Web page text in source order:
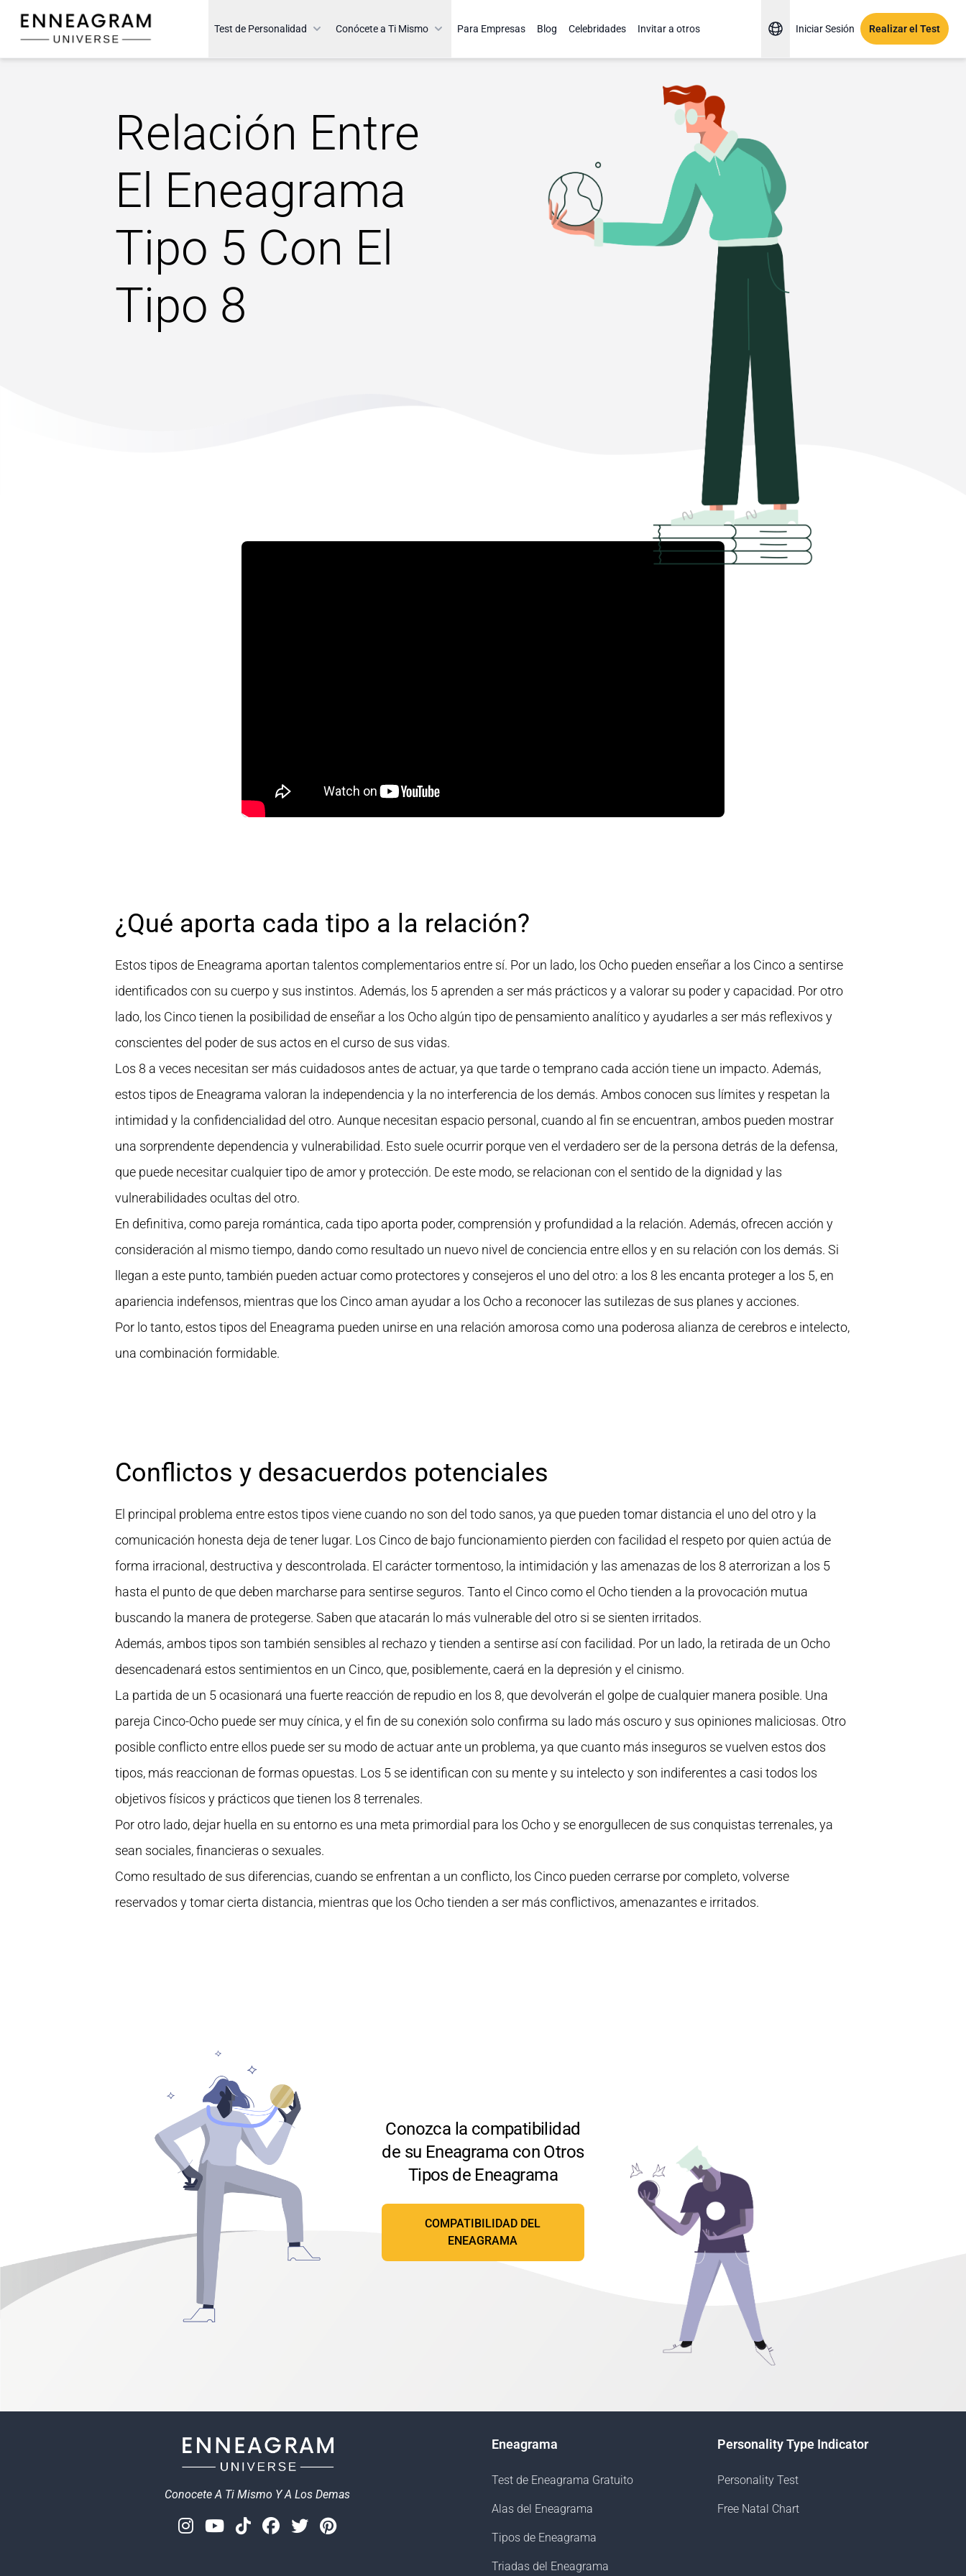
Enneagram Universe
Test de Personalidad Conócete a Ti Mismo Para Empresas Blog Celebridades Invitar a otros Iniciar Sesión Realizar el Test
Relación Entre
El Eneagrama
Tipo 5 Con El
Tipo 8
¿Qué aporta cada tipo a la relación?
Estos tipos de Eneagrama aportan talentos complementarios entre sí. Por un lado, los Ocho pueden enseñar a los Cinco a sentirse
identificados con su cuerpo y sus instintos. Además, los 5 aprenden a ser más prácticos y a valorar su poder y capacidad. Por otro
lado, los Cinco tienen la posibilidad de enseñar a los Ocho algún tipo de pensamiento analítico y ayudarles a ser más reflexivos y
conscientes del poder de sus actos en el curso de sus vidas.
Los 8 a veces necesitan ser más cuidadosos antes de actuar, ya que tarde o temprano cada acción tiene un impacto. Además,
estos tipos de Eneagrama valoran la independencia y la no interferencia de los demás. Ambos conocen sus límites y respetan la
intimidad y la confidencialidad del otro. Aunque necesitan espacio personal, cuando al fin se encuentran, ambos pueden mostrar
una sorprendente dependencia y vulnerabilidad. Esto suele ocurrir porque ven el verdadero ser de la persona detrás de la defensa,
que puede necesitar cualquier tipo de amor y protección. De este modo, se relacionan con el sentido de la dignidad y las
vulnerabilidades ocultas del otro.
En definitiva, como pareja romántica, cada tipo aporta poder, comprensión y profundidad a la relación. Además, ofrecen acción y
consideración al mismo tiempo, dando como resultado un nuevo nivel de conciencia entre ellos y en su relación con los demás. Si
llegan a este punto, también pueden actuar como protectores y consejeros el uno del otro: a los 8 les encanta proteger a los 5, en
apariencia indefensos, mientras que los Cinco aman ayudar a los Ocho a reconocer las sutilezas de sus planes y acciones.
Por lo tanto, estos tipos del Eneagrama pueden unirse en una relación amorosa como una poderosa alianza de cerebros e intelecto,
una combinación formidable.
Conflictos y desacuerdos potenciales
El principal problema entre estos tipos viene cuando no son del todo sanos, ya que pueden tomar distancia el uno del otro y la
comunicación honesta deja de tener lugar. Los Cinco de bajo funcionamiento pierden con facilidad el respeto por quien actúa de
forma irracional, destructiva y descontrolada. El carácter tormentoso, la intimidación y las amenazas de los 8 aterrorizan a los 5
hasta el punto de que deben marcharse para sentirse seguros. Tanto el Cinco como el Ocho tienden a la provocación mutua
buscando la manera de protegerse. Saben que atacarán lo más vulnerable del otro si se sienten irritados.
Además, ambos tipos son también sensibles al rechazo y tienden a sentirse así con facilidad. Por un lado, la retirada de un Ocho
desencadenará estos sentimientos en un Cinco, que, posiblemente, caerá en la depresión y el cinismo.
La partida de un 5 ocasionará una fuerte reacción de repudio en los 8, que devolverán el golpe de cualquier manera posible. Una
pareja Cinco-Ocho puede ser muy cínica, y el fin de su conexión solo confirma su lado más oscuro y sus opiniones maliciosas. Otro
posible conflicto entre ellos puede ser su modo de actuar ante un problema, ya que cuanto más inseguros se vuelven estos dos
tipos, más reaccionan de formas opuestas. Los 5 se identifican con su mente y su intelecto y son indiferentes a casi todos los
objetivos físicos y prácticos que tienen los 8 terrenales.
Por otro lado, dejar huella en su entorno es una meta primordial para los Ocho y se enorgullecen de sus conquistas terrenales, ya
sean sociales, financieras o sexuales.
Como resultado de sus diferencias, cuando se enfrentan a un conflicto, los Cinco pueden cerrarse por completo, volverse
reservados y tomar cierta distancia, mientras que los Ocho tienden a ser más conflictivos, amenazantes e irritados.
Conozca la compatibilidad
de su Eneagrama con Otros
Tipos de Eneagrama
COMPATIBILIDAD DEL
ENEAGRAMA
Conocete A Ti Mismo Y A Los Demas
Instagram
Youtube
TiktokFacebook
TwitterPinterest
Eneagrama
Test de Eneagrama Gratuito
Alas del Eneagrama
Tipos de Eneagrama
Triadas del Eneagrama
Personality Type Indicator
Personality Test
Free Natal Chart